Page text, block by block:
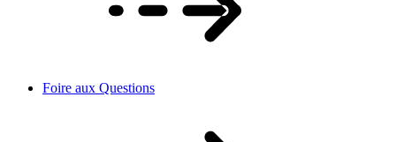
Foire aux Questions